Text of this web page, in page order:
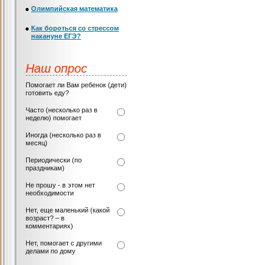
Олимпийская математика
Как бороться со стрессом
накануне ЕГЭ?
Наш опрос
Помогает ли Вам ребенок (дети)
готовить еду?
Часто (несколько раз в
неделю) помогает
Иногда (несколько раз в
месяц)
Периодически (по
праздникам)
Не прошу - в этом нет
необходимости
Нет, еще маленький (какой
возраст? – в
комментариях)
Нет, помогает с другими
делами по дому